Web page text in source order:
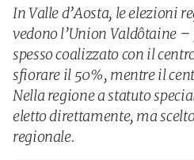
In Valle d’Aosta, le elezioni
vedono l’Union Valdôtaine
spesso coalizzato con il
sfiorare il 50%, mentre il
Nella regione a statuto
eletto direttamente, ma
regionale.